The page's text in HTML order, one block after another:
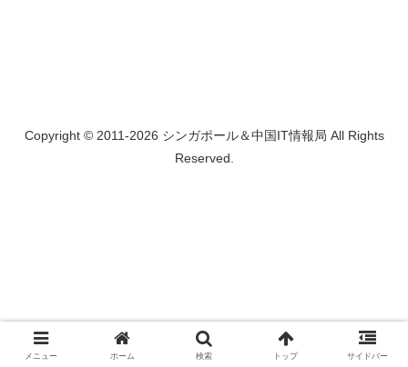
Copyright © 2011-2026 シンガポール＆中国IT情報局 All Rights
Reserved.
メニュー ホーム 検索 トップ サイドバー